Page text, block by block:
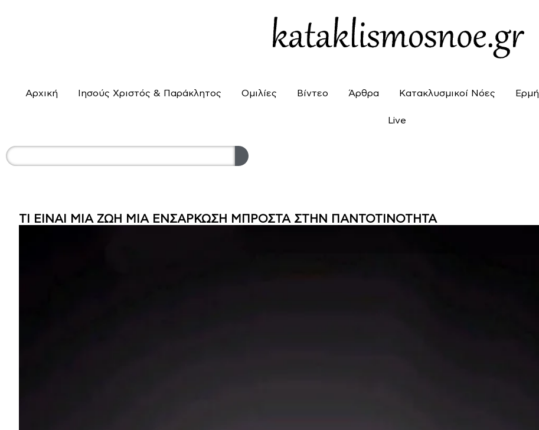
Αρχική Ιησούς Χριστός & Παράκλητος Ομιλίες Βίντεο Άρθρα Κατακλυσμικοί Νόες
Live
ΤΙ ΕΙΝΑΙ ΜΙΑ ΖΩΗ ΜΙΑ ΕΝΣΑΡΚΩΣΗ ΜΠΡΟΣΤΑ ΣΤΗΝ ΠΑΝΤΟΤΙΝΟΤΗΤΑ